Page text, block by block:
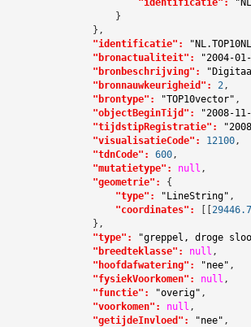
                    }
                },
"identificatie":
"bronactualiteit":
"2004-
"bronbeschrijving":
"bronnauwkeurigheid":
2 ,
"brontype":
"TOP10vector" ,
"objectBeginTijd":
"2008-
"tijdstipRegistratie":
"visualisatieCode":
12100,
"tdnCode":
600,
"mutatietype":
null ,
"geometrie":
{
"type":
"LineString" ,
"coordinates":
[[
                },
"type":
"greppel, droge
"breedteklasse":
null ,
"hoofdafwatering":
"nee" ,
"fysiekVoorkomen":
null ,
"functie":
"overig" ,
"voorkomen":
null ,
"getijdeInvloed":
"nee" ,